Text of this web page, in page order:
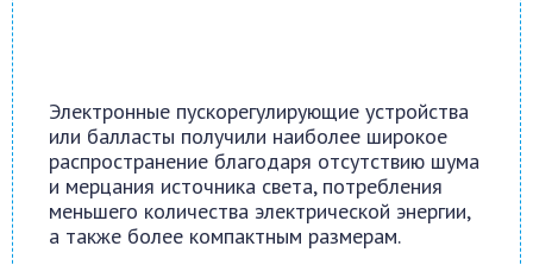
Электронные пускорегулирующие устройства
или балласты получили наиболее широкое
распространение благодаря отсутствию шума
и мерцания источника света, потребления
меньшего количества электрической энергии,
а также более компактным размерам.